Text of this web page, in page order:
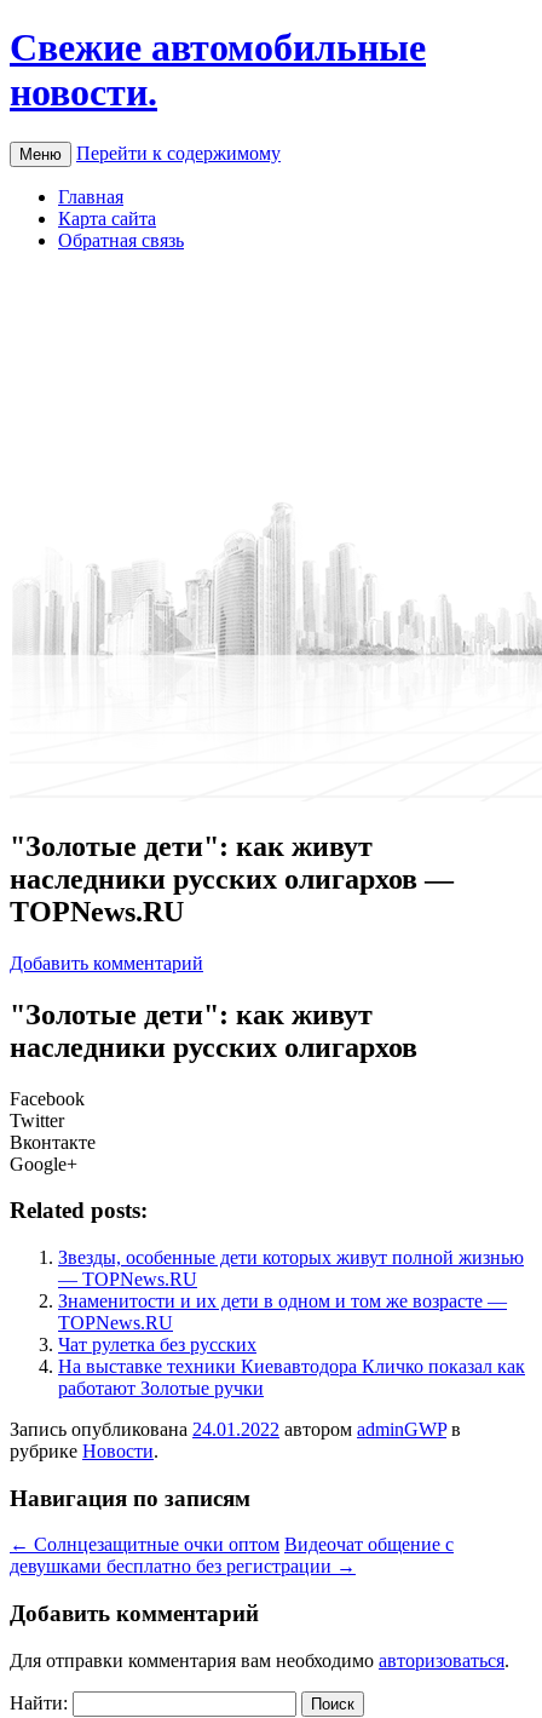
Свежие автомобильные
новости.
Меню Перейти к содержимому
Главная
Карта сайта
Обратная связь
"Золотые дети": как живут
наследники русских олигархов —
TOPNews.RU
Добавить комментарий
"Зoлoтыe дети": как живут
наследники русских олигархов
Facebook
Twitter
Вконтакте
Google+
Related posts:
Звезды, особенные дети которых живут полной жизнью
— TOPNews.RU
Знаменитости и их дети в одном и том же возрасте —
TOPNews.RU
Чат рулетка без русских
На выставке техники Киевавтодора Кличко показал как
работают Золотые ручки
Запись опубликована 24.01.2022 автором adminGWPв
рубрике Новости.
Навигация по записям
← Солнцезащитные очки оптом Видеочат общение с
девушками бесплатно без регистрации →
Добавить комментарий
Для отправки комментария вам необходимо авторизоваться.
Найти: